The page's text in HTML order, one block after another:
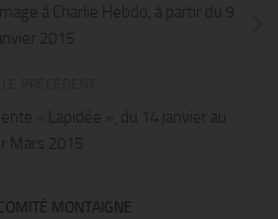
à Charlie Hebdo, à partir du 9
2015
« Lapidée », du 14 janvier au
Mars 2015
MONTAIGNE